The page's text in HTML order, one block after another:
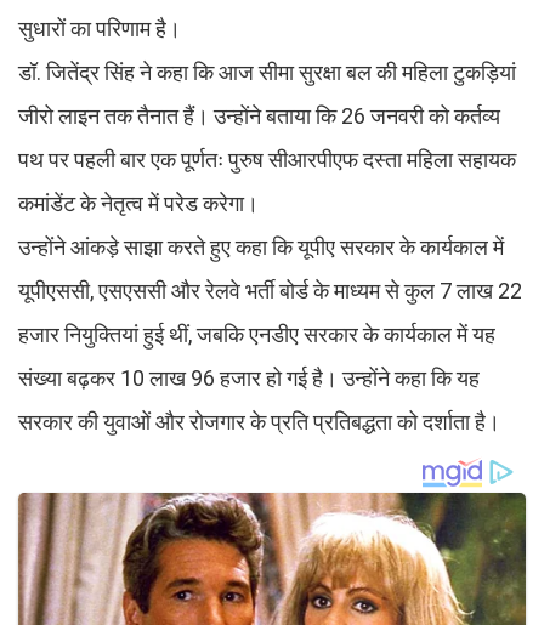
सुधारों का परिणाम है।
डॉ. जितेंद्र सिंह ने कहा कि आज सीमा सुरक्षा बल की महिला टुकड़ियां
जीरो लाइन तक तैनात हैं। उन्होंने बताया कि 26 जनवरी को कर्तव्य
पथ पर पहली बार एक पूर्णतः पुरुष सीआरपीएफ दस्ता महिला सहायक
कमांडेंट के नेतृत्व में परेड करेगा।
उन्होंने आंकड़े साझा करते हुए कहा कि यूपीए सरकार के कार्यकाल में
यूपीएससी, एसएससी और रेलवे भर्ती बोर्ड के माध्यम से कुल 7 लाख 22
हजार नियुक्तियां हुई थीं, जबकि एनडीए सरकार के कार्यकाल में यह
संख्या बढ़कर 10 लाख 96 हजार हो गई है। उन्होंने कहा कि यह
सरकार की युवाओं और रोजगार के प्रति प्रतिबद्धता को दर्शाता है।